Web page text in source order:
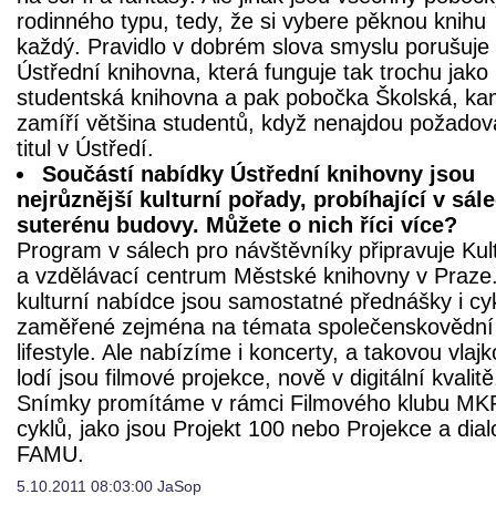
rodinného typu, tedy, že si vybere pěknou knihu
každý. Pravidlo v dobrém slova smyslu porušuje
Ústřední knihovna, která funguje tak trochu jako
studentská knihovna a pak pobočka Školská,
zamíří většina studentů, když nenajdou
titul v Ústředí.
Součástí nabídky Ústřední knihovny jsou
nejrůznější kulturní pořady, probíhající v
suterénu budovy. Můžete o nich říci více?
Program v sálech pro návštěvníky připravuje
a vzdělávací centrum Městské knihovny v
kulturní nabídce jsou samostatné přednášky i
zaměřené zejména na témata
lifestyle. Ale nabízíme i koncerty, a takovou
lodí jsou filmové projekce, nově v digitální
Snímky promítáme v rámci Filmového klubu
cyklů, jako jsou Projekt 100 nebo Projekce a
FAMU.
5.10.2011 08:03:00 JaSop